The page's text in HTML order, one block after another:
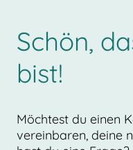
Schön,
bist!
Möchtest du einen
vereinbaren, deine